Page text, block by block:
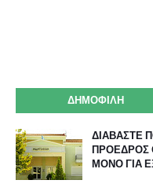
ΔΗΜΟΦΙΛΗ
ΔΙΑΒΑΣΤΕ
ΠΡΟΕΔΡΟΣ
ΜΟΝΟ ΓΙΑ